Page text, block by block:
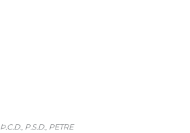
, P.S.D., PETRE